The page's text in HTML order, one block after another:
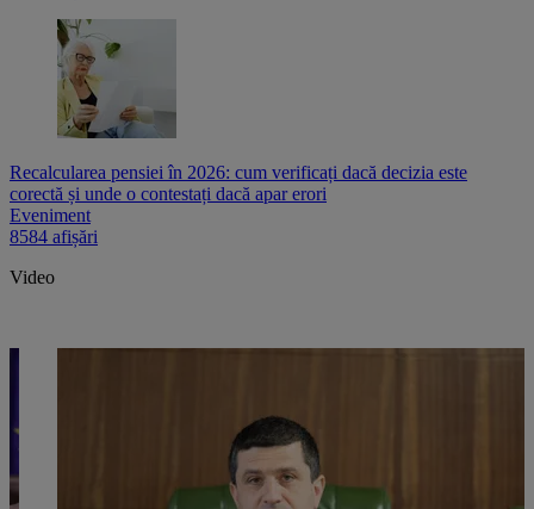
Recalcularea pensiei în 2026: cum verificați dacă decizia este
corectă și unde o contestați dacă apar erori
Eveniment
8584 afișări
Video